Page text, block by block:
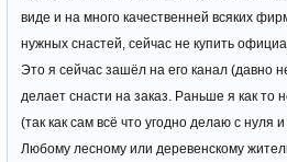
виде и на много качественней всяких
нужных снастей, сейчас не купить
Это я сейчас зашёл на его канал (давно
делает снасти на заказ. Раньше я как то
(так как сам всё что угодно делаю с нуля
Любому лесному или деревенскому